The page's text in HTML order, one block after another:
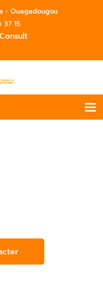
- Ouagadougou
37 15